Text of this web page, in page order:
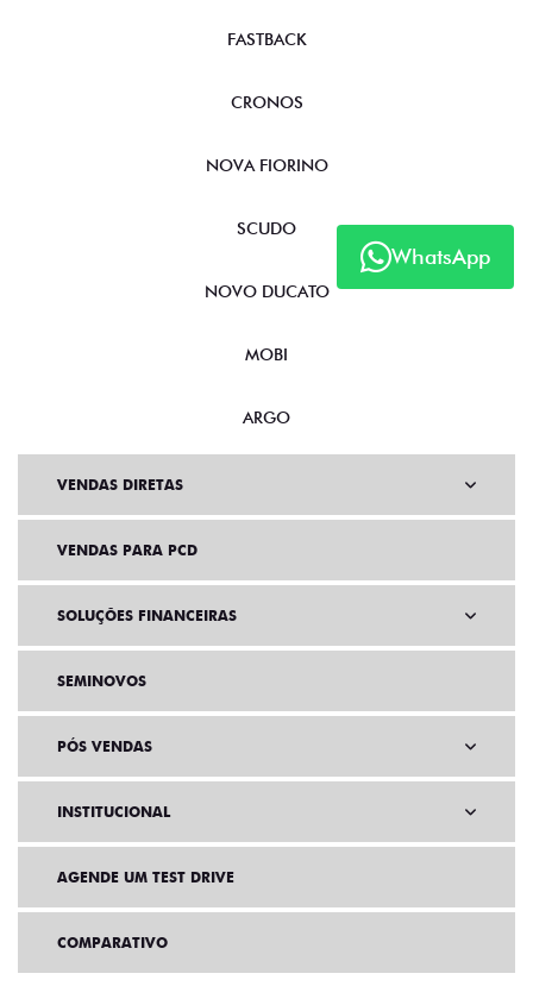
WhatsApp
FASTBACK
CRONOS
NOVA FIORINO
SCUDO
NOVO DUCATO
MOBI
ARGO
VENDAS DIRETAS
VENDAS PARA PCD
SOLUÇÕES FINANCEIRAS
SEMINOVOS
PÓS VENDAS
INSTITUCIONAL
AGENDE UM TEST DRIVE
COMPARATIVO